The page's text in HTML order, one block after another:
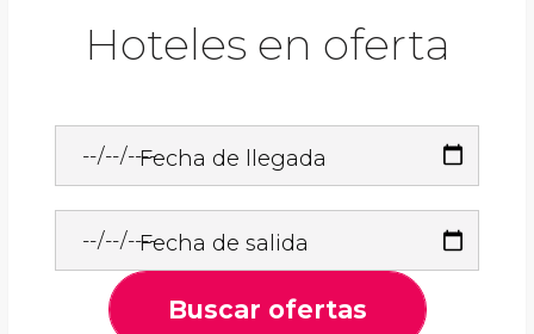
Hoteles en oferta
Fecha de llegada
Fecha de salida
Buscar ofertas